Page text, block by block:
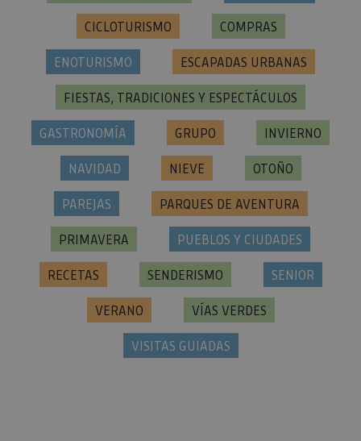
CICLOTURISMO COMPRAS
ENOTURISMO ESCAPADAS URBANAS
FIESTAS, TRADICIONES Y ESPECTÁCULOS
GASTRONOMÍA GRUPO INVIERNO
NAVIDAD NIEVE OTOÑO
PAREJAS PARQUES DE AVENTURA
PRIMAVERA PUEBLOS Y CIUDADES
RECETAS SENDERISMO SENIOR
VERANO VÍAS VERDES
VISITAS GUIADAS